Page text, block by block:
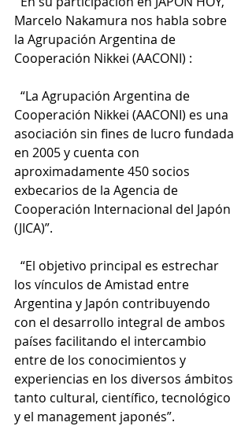
Marcelo Nakamura nos habla sobre
la Agrupación Argentina de
Cooperación Nikkei (AACONI) :
Cooperación Nikkei (AACONI) es una
asociación sin fines de lucro fundada
en 2005 y cuenta con
aproximadamente 450 socios
exbecarios de la Agencia de
Cooperación Internacional del Japón
(JICA)”.
los vínculos de Amistad entre
Argentina y Japón contribuyendo
con el desarrollo integral de ambos
países facilitando el intercambio
entre de los conocimientos y
experiencias en los diversos ámbitos
tanto cultural, científico, tecnológico
y el management japonés”.